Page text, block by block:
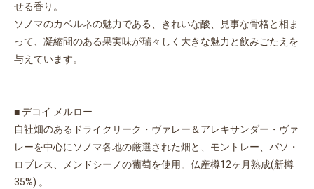
せる香り。
ソノマのカベルネの魅力である、きれいな酸、見事な骨格と相ま
って、凝縮間のある果実味が瑞々しく大きな魅力と飲みごたえを
与えています。
■ デコイ メルロー
自社畑のあるドライクリーク・ヴァレー＆アレキサンダー・ヴァ
レーを中心にソノマ各地の厳選された畑と、モントレー、パソ・
ロブレス、メンドシーノの葡萄を使用。仏産樽12ヶ月熟成(新樽
35%) 。